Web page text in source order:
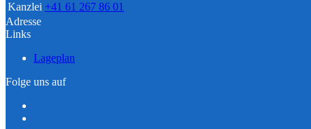
Kanzlei +41 61 267 86 01
Adresse
Links
Lageplan
Folge uns auf